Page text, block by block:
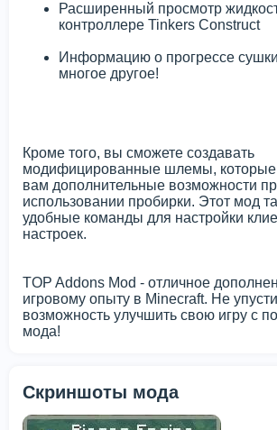
Расширенный просмотр
контроллере Tinkers Construct
Информацию о прогрессе
многое другое!
Кроме того, вы сможете создавать
модифицированные шлемы, которые
вам дополнительные возможности
использовании пробирки. Этот мод
удобные команды для настройки
настроек.
TOP Addons Mod - отличное
игровому опыту в Minecraft. Не
возможность улучшить свою игру с
мода!
Скриншоты мода